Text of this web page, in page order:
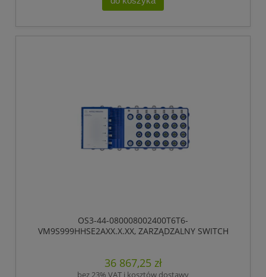
OS3-44-080008002400T6T6-
VM9S999HHSE2AXX.X.XX, ZARZĄDZALNY SWITCH
ZGODNY Z IEEE 802.3AT (ZASILANIE WBUDOWANE
POE +), ELEKTRYCZNE PORTY UPLINK GIGABIT
36 867,25 zł
bez 23% VAT i kosztów dostawy